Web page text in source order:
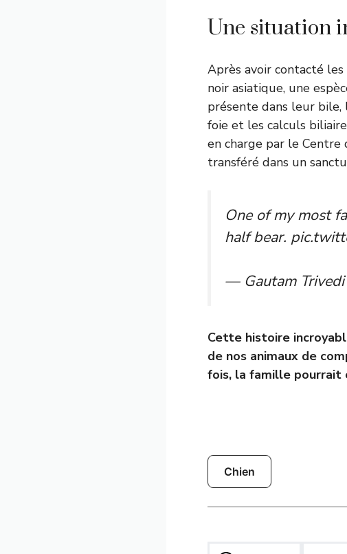
Une situation
Après avoir contacté
noir asiatique, une
présente dans leur bile,
foie et les calculs
en charge par le Centre
transféré dans un
One of my most
half bear.
— Gautam
Cette histoire
de nos animaux de
fois, la famille pourrait
Chien